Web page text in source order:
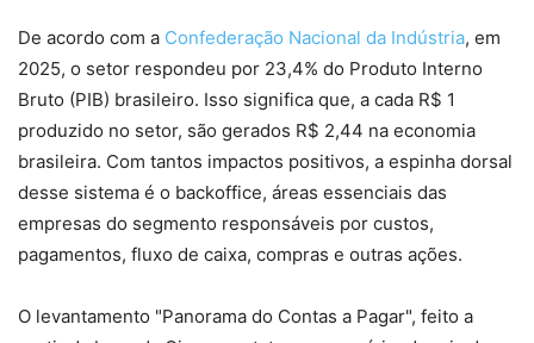
De acordo com a Confederação Nacional da Indústria, em
2025, o setor respondeu por 23,4% do Produto Interno
Bruto (PIB) brasileiro. Isso significa que, a cada R$ 1
produzido no setor, são gerados R$ 2,44 na economia
brasileira. Com tantos impactos positivos, a espinha dorsal
desse sistema é o backoffice, áreas essenciais das
empresas do segmento responsáveis por custos,
pagamentos, fluxo de caixa, compras e outras ações.
O levantamento "Panorama do Contas a Pagar", feito a